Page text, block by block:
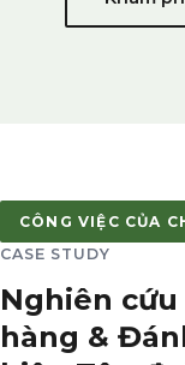
CASE STUDY
Nghiên cứu
hàng &
hiệu Tập